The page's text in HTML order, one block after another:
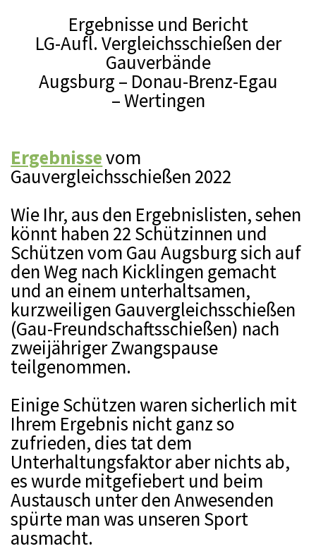
Ergebnisse und Bericht
LG-Aufl. Vergleichsschießen der
Gauverbände
Augsburg – Donau-Brenz-Egau
– Wertingen
Ergebnissevom
Gauvergleichsschießen 2022
Wie Ihr, aus den Ergebnislisten, sehen
könnt haben 22 Schützinnen und
Schützen vom Gau Augsburg sich auf
den Weg nach Kicklingen gemacht
und an einem unterhaltsamen,
kurzweiligen Gauvergleichsschießen
(Gau-Freundschaftsschießen) nach
zweijähriger Zwangspause
teilgenommen.
Einige Schützen waren sicherlich mit
Ihrem Ergebnis nicht ganz so
zufrieden, dies tat dem
Unterhaltungsfaktor aber nichts ab,
es wurde mitgefiebert und beim
Austausch unter den Anwesenden
spürte man was unseren Sport
ausmacht.